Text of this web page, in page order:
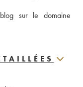
sur le domaine